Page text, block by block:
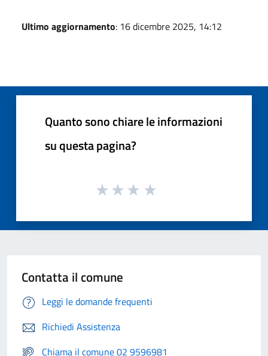
Ultimo aggiornamento: 16 dicembre 2025, 14:12
Quanto sono chiare le informazioni
su questa pagina?
Contatta il comune
Leggi le domande frequenti
Richiedi Assistenza
Chiama il comune 02 9596981